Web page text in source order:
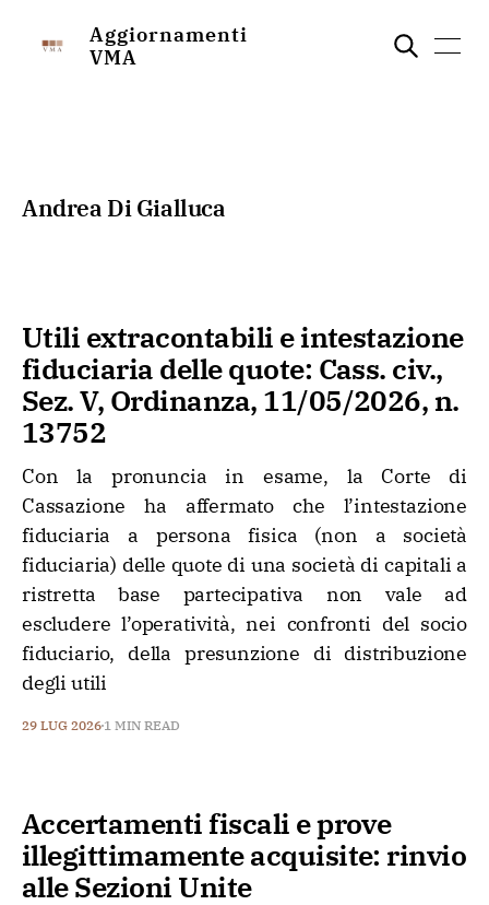
Aggiornamenti
VMA
Andrea Di Gialluca
Utili extracontabili e intestazione
fiduciaria delle quote: Cass. civ.,
Sez. V, Ordinanza, 11/05/2026, n.
13752
Con la pronuncia in esame, la Corte di
Cassazione ha affermato che l’intestazione
fiduciaria a persona fisica (non a società
fiduciaria) delle quote di una società di capitali a
ristretta base partecipativa non vale ad
escludere l’operatività, nei confronti del socio
fiduciario, della presunzione di distribuzione
degli utili
29 LUG 2026 1 MIN READ
Accertamenti fiscali e prove
illegittimamente acquisite: rinvio
alle Sezioni Unite